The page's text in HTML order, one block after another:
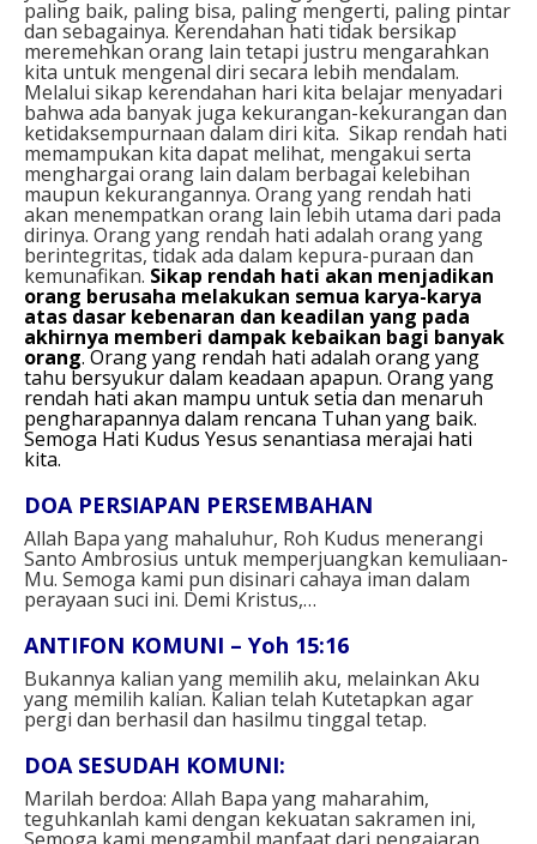
paling baik, paling bisa, paling mengerti, paling pintar
dan sebagainya. Kerendahan hati tidak bersikap
meremehkan orang lain tetapi justru mengarahkan
kita untuk mengenal diri secara lebih mendalam.
Melalui sikap kerendahan hari kita belajar menyadari
bahwa ada banyak juga kekurangan-kekurangan dan
ketidaksempurnaan dalam diri kita. Sikap rendah hati
memampukan kita dapat melihat, mengakui serta
menghargai orang lain dalam berbagai kelebihan
maupun kekurangannya. Orang yang rendah hati
akan menempatkan orang lain lebih utama dari pada
dirinya. Orang yang rendah hati adalah orang yang
berintegritas, tidak ada dalam kepura-puraan dan
kemunafikan. Sikap rendah hati akan menjadikan
orang berusaha melakukan semua karya-karya
atas dasar kebenaran dan keadilan yang pada
akhirnya memberi dampak kebaikan bagi banyak
orang. Orang yang rendah hati adalah orang yang
tahu bersyukur dalam keadaan apapun. Orang yang
rendah hati akan mampu untuk setia dan menaruh
pengharapannya dalam rencana Tuhan yang baik.
Semoga Hati Kudus Yesus senantiasa merajai hati
kita.
DOA PERSIAPAN PERSEMBAHAN
Allah Bapa yang mahaluhur, Roh Kudus menerangi
Santo Ambrosius untuk memperjuangkan kemuliaan-
Mu. Semoga kami pun disinari cahaya iman dalam
perayaan suci ini. Demi Kristus,…
ANTIFON KOMUNI – Yoh 15:16
Bukannya kalian yang memilih aku, melainkan Aku
yang memilih kalian. Kalian telah Kutetapkan agar
pergi dan berhasil dan hasilmu tinggal tetap.
DOA SESUDAH KOMUNI:
Marilah berdoa: Allah Bapa yang maharahim,
teguhkanlah kami dengan kekuatan sakramen ini,